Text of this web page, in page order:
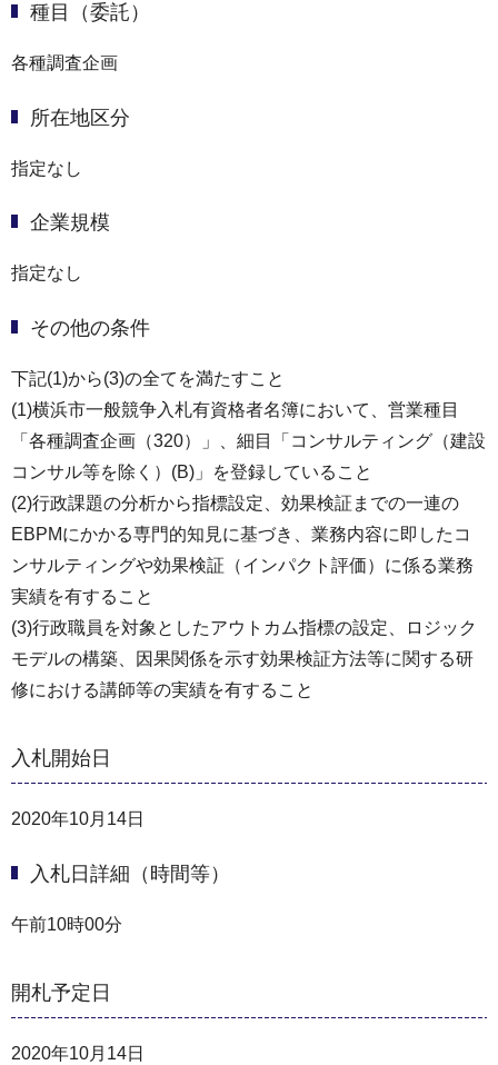
種目（委託）
各種調査企画
所在地区分
指定なし
企業規模
指定なし
その他の条件
下記(1)から(3)の全てを満たすこと
(1)横浜市一般競争入札有資格者名簿において、営業種目
「各種調査企画（320）」、細目「コンサルティング（建設
コンサル等を除く）(B)」を登録していること
(2)行政課題の分析から指標設定、効果検証までの一連の
EBPMにかかる専門的知見に基づき、業務内容に即したコ
ンサルティングや効果検証（インパクト評価）に係る業務
実績を有すること
(3)行政職員を対象としたアウトカム指標の設定、ロジック
モデルの構築、因果関係を示す効果検証方法等に関する研
修における講師等の実績を有すること
入札開始日
2020年10月14日
入札日詳細（時間等）
午前10時00分
開札予定日
2020年10月14日